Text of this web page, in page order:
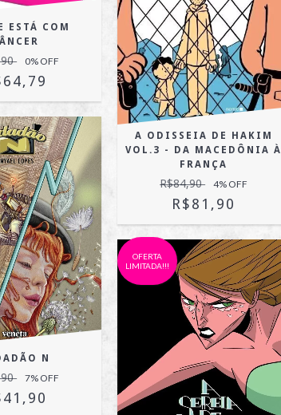
ESTÁ COM
0% OFF
A ODISSEIA DE HAKIM
VOL.3 - DA MACEDÔNIA À
FRANÇA
R$84,90 4% OFF
R$81,90
N
7% OFF
OFERTA
LIMITADA!!!